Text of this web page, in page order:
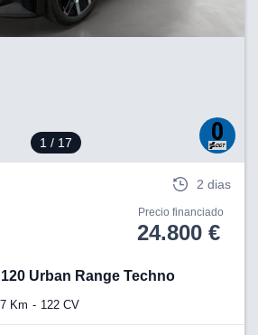
1 / 17
2 dias
Precio financiado
24.800 €
Urban Range Techno
Km 122 CV